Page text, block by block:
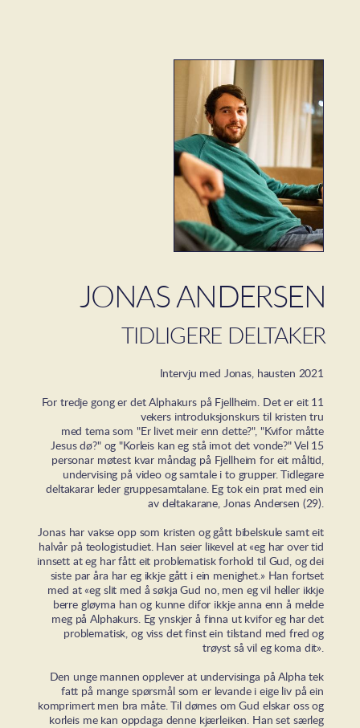
JONAS ANDERSEN
TID LIGERE DELTAKER
Intervju med Jonas, hausten 2021
For tredje gong er det Alphakurs på Fjellheim. Det er eit 11
vekers introduksjonskurs til kristen tru
med tema som "Er livet meir enn dette?", "Kvifor måtte
Jesus dø?" og "Korleis kan eg stå imot det vonde?" Vel 15
personar møtest kvar måndag på Fjellheim for eit måltid,
undervising på video og samtale i to grupper. Tidlegare
deltakarar leder gruppesamtalane. Eg tok ein prat med ein
av deltakarane, Jonas Andersen (29).
Jonas har vakse opp som kristen og gått bibelskule samt eit
halvår på teologistudiet. Han seier likevel at «eg har over tid
innsett at eg har fått eit problematisk forhold til Gud, og dei
siste par åra har eg ikkje gått i ein menighet.» Han fortset
med at «eg slit med å søkja Gud no, men eg vil heller ikkje
berre gløyma han og kunne difor ikkje anna enn å melde
meg på Alphakurs. Eg ynskjer å finna ut kvifor eg har det
problematisk, og viss det finst ein tilstand med fred og
trøyst så vil eg koma dit».
Den unge mannen opplever at undervisinga på Alpha tek
fatt på mange spørsmål som er levande i eige liv på ein
komprimert men bra måte. Til dømes om Gud elskar oss og
korleis me kan oppdaga denne kjærleiken. Han set særleg